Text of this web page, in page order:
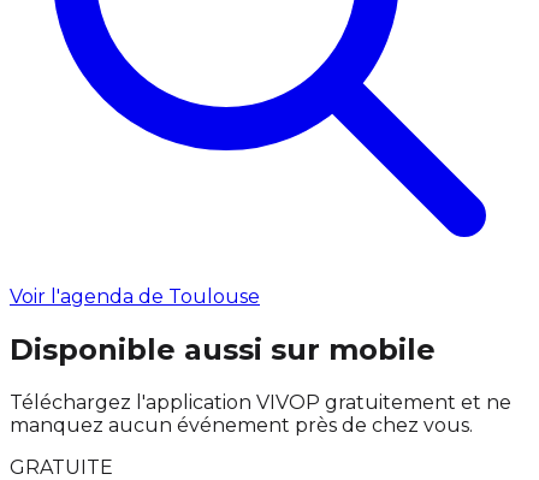
Voir l'agenda de Toulouse
Disponible aussi sur mobile
Téléchargez l'application VIVOP gratuitement et ne
manquez aucun événement près de chez vous.
GRATUITE